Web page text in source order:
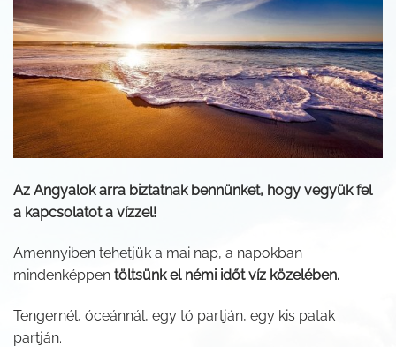
Az Angyalok arra biztatnak bennünket, hogy vegyük fel
a kapcsolatot a vízzel!
Amennyiben tehetjük a mai nap, a napokban
mindenképpen töltsünk el némi időt víz közelében.
Tengernél, óceánnál, egy tó partján, egy kis patak
partján.